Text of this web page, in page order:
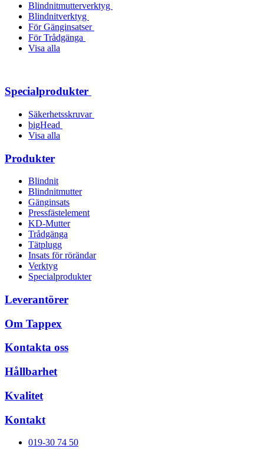
Blindnitmutterverktyg
Blindnitverktyg
För Gänginsatser
För Trådgänga
Visa alla
Specialprodukter
Säkerhetsskruvar
bigHead
Visa alla
Produkter
Blindnit
Blindnitmutter
Gänginsats
Pressfästelement
KD-Mutter
Trådgänga
Tätplugg
Insats för rörändar
Verktyg
Specialprodukter
Leverantörer
Om Tappex
Kontakta oss
Hållbarhet
Kvalitet
Kontakt
019-30 74 50